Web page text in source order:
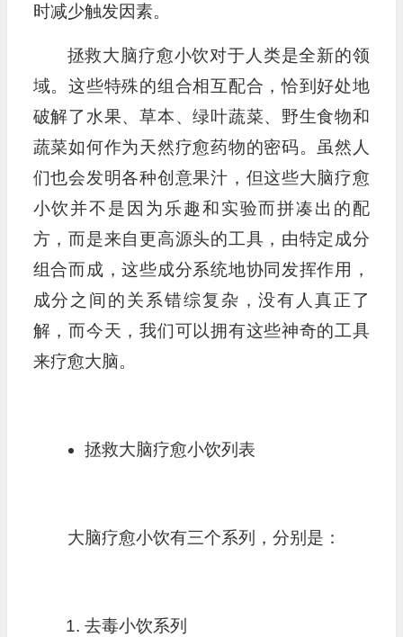
时减少触发因素。
拯救大脑疗愈小饮对于人类是全新的领
域。这些特殊的组合相互配合，恰到好处地
破解了水果、草本、绿叶蔬菜、野生食物和
蔬菜如何作为天然疗愈药物的密码。虽然人
们也会发明各种创意果汁，但这些大脑疗愈
小饮并不是因为乐趣和实验而拼凑出的配
方，而是来自更高源头的工具，由特定成分
组合而成，这些成分系统地协同发挥作用，
成分之间的关系错综复杂，没有人真正了
解，而今天，我们可以拥有这些神奇的工具
来疗愈大脑。
拯救大脑疗愈小饮列表
大脑疗愈小饮有三个系列，分别是：
去毒小饮系列